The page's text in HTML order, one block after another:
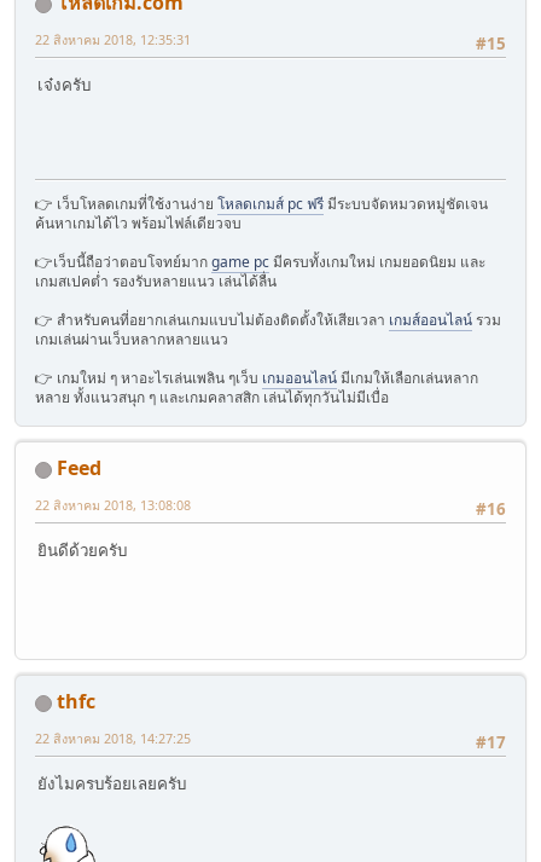
#15
22 สิงหาคม 2018, 12:35:31
เจ๋งครับ
👉 เว็บโหลดเกมที่ใช้งานง่าย โหลดเกมส์ pc ฟรีมีระบบจัดหมวดหมู่ชัดเจน
ค้นหาเกมได้ไว พร้อมไฟล์เดียวจบ
👉เว็บนี้ถือว่าตอบโจทย์มากgame pcมีครบทั้งเกมใหม่ เกมยอดนิยม และ
เกมสเปคต่ำ รองรับหลายแนว เล่นได้ลื่น
👉 สำหรับคนที่อยากเล่นเกมแบบไม่ต้องติดตั้งให้เสียเวลา เกมส์ออนไลน์ รวม
เกมเล่นผ่านเว็บหลากหลายแนว
👉 เกมใหม่ ๆ หาอะไรเล่นเพลิน ๆเว็บ เกมออนไลน์มีเกมให้เลือกเล่นหลาก
หลาย ทั้งแนวสนุก ๆ และเกมคลาสสิก เล่นได้ทุกวันไม่มีเบื่อ
Feed
#16
22 สิงหาคม 2018, 13:08:08
ยินดีด้วยครับ
thfc
#17
22 สิงหาคม 2018, 14:27:25
ยังไมครบร้อยเลยครับ